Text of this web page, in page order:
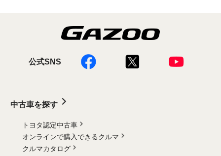
公式SNS
中古車を探す
トヨタ認定中古車
オンラインで購入できるクルマ
クルマカタログ